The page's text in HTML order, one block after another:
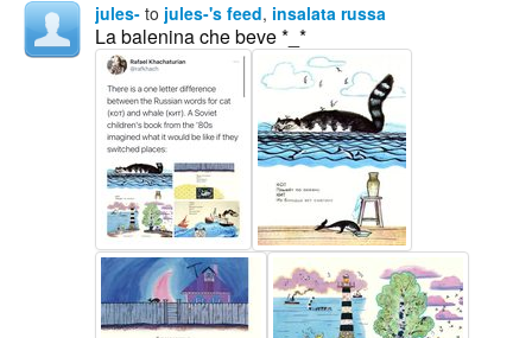
jules- to jules-'s feed, insalata russa
La balenina che beve *_*